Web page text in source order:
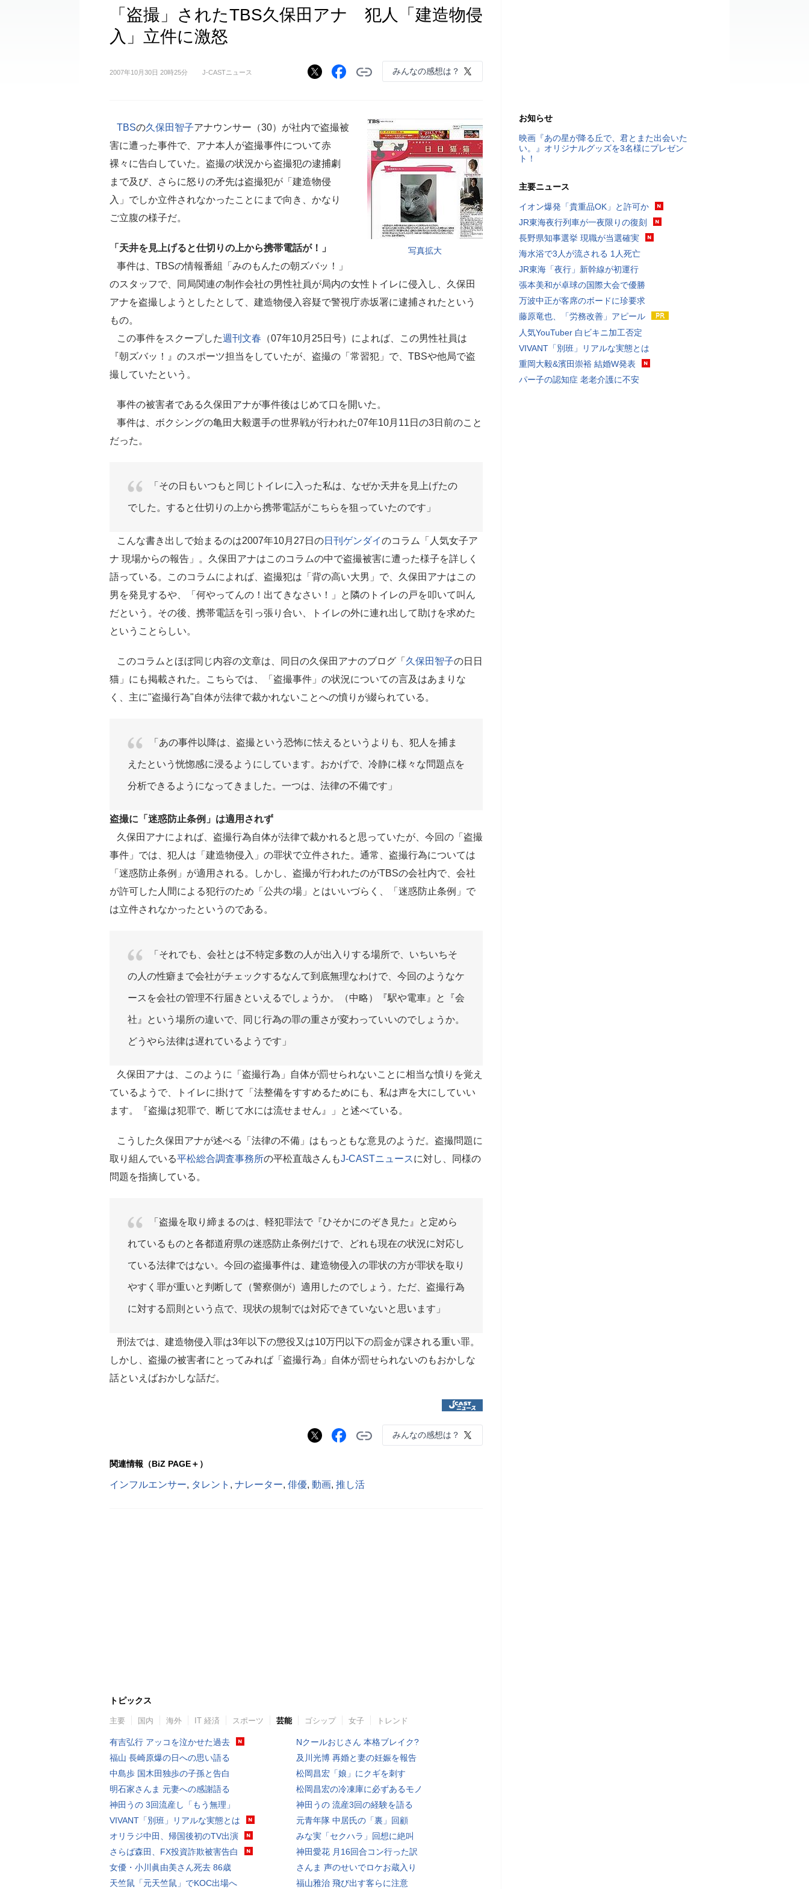
「盗撮」されたTBS久保田アナ 犯人「建造物侵
入」立件に激怒
2007年10月30日 20時25分 J-CASTニュース みんなの感想は？
写真拡大
TBSの久保田智子アナウンサー（30）が社内で盗撮被
害に遭った事件で、アナ本人が盗撮事件について赤
裸々に告白していた。盗撮の状況から盗撮犯の逮捕劇
まで及び、さらに怒りの矛先は盗撮犯が「建造物侵
入」でしか立件されなかったことにまで向き、かなり
ご立腹の様子だ。
「天井を見上げると仕切りの上から携帯電話が！」
事件は、TBSの情報番組「みのもんたの朝ズバッ！」
のスタッフで、同局関連の制作会社の男性社員が局内の女性トイレに侵入し、久保田
アナを盗撮しようとしたとして、建造物侵入容疑で警視庁赤坂署に逮捕されたという
もの。
この事件をスクープした週刊文春 （07年10月25日号）によれば、この男性社員は
『朝ズバッ！』のスポーツ担当をしていたが、盗撮の「常習犯」で、TBSや他局で盗
撮していたという。
事件の被害者である久保田アナが事件後はじめて口を開いた。
事件は、ボクシングの亀田大毅選手の世界戦が行われた07年10月11日の3日前のこと
だった。
「その日もいつもと同じトイレに入った私は、なぜか天井を見上げたの
でした。すると仕切りの上から携帯電話がこちらを狙っていたのです」
こんな書き出しで始まるのは2007年10月27日の日刊ゲンダイのコラム「人気女子ア
ナ 現場からの報告」。久保田アナはこのコラムの中で盗撮被害に遭った様子を詳しく
語っている。このコラムによれば、盗撮犯は「背の高い大男」で、久保田アナはこの
男を発見するや、「何やってんの！出てきなさい！」と隣のトイレの戸を叩いて叫ん
だという。その後、携帯電話を引っ張り合い、トイレの外に連れ出して助けを求めた
ということらしい。
このコラムとほぼ同じ内容の文章は、同日の久保田アナのブログ「 久保田智子の日日
猫」にも掲載された。こちらでは、「盗撮事件」の状況についての言及はあまりな
く、主に"盗撮行為"自体が法律で裁かれないことへの憤りが綴られている。
「あの事件以降は、盗撮という恐怖に怯えるというよりも、犯人を捕ま
えたという恍惚感に浸るようにしています。おかげで、冷静に様々な問題点を
分析できるようになってきました。一つは、法律の不備です」
盗撮に「迷惑防止条例」は適用されず
久保田アナによれば、盗撮行為自体が法律で裁かれると思っていたが、今回の「盗撮
事件」では、犯人は「建造物侵入」の罪状で立件された。通常、盗撮行為については
「迷惑防止条例」が適用される。しかし、盗撮が行われたのがTBSの会社内で、会社
が許可した人間による犯行のため「公共の場」とはいいづらく、「迷惑防止条例」で
は立件されなかったというのである。
「それでも、会社とは不特定多数の人が出入りする場所で、いちいちそ
の人の性癖まで会社がチェックするなんて到底無理なわけで、今回のようなケ
ースを会社の管理不行届きといえるでしょうか。（中略）『駅や電車』と『会
社』という場所の違いで、同じ行為の罪の重さが変わっていいのでしょうか。
どうやら法律は遅れているようです」
久保田アナは、このように「盗撮行為」自体が罰せられないことに相当な憤りを覚え
ているようで、トイレに掛けて「法整備をすすめるためにも、私は声を大にしていい
ます。『盗撮は犯罪で、断じて水には流せません』」と述べている。
こうした久保田アナが述べる「法律の不備」はもっともな意見のようだ。盗撮問題に
取り組んでいる平松総合調査事務所の平松直哉さんもJ-CASTニュースに対し、同様の
問題を指摘している。
「盗撮を取り締まるのは、軽犯罪法で『ひそかにのぞき見た』と定めら
れているものと各都道府県の迷惑防止条例だけで、どれも現在の状況に対応し
ている法律ではない。今回の盗撮事件は、建造物侵入の罪状の方が罪状を取り
やすく罪が重いと判断して（警察側が）適用したのでしょう。ただ、盗撮行為
に対する罰則という点で、現状の規制では対応できていないと思います」
刑法では、建造物侵入罪は3年以下の懲役又は10万円以下の罰金が課される重い罪。
しかし、盗撮の被害者にとってみれば「盗撮行為」自体が罰せられないのもおかしな
話といえばおかしな話だ。
みんなの感想は？
関連情報（BiZ PAGE＋）
インフルエンサー, タレント , ナレーター, 俳優, 動画, 推し活
トピックス
主要 国内 海外 IT 経済 スポーツ 芸能 ゴシップ 女子 トレンド
有吉弘行 アッコを泣かせた過去
福山 長崎原爆の日への思い語る
中島歩 国木田独歩の子孫と告白
明石家さんま 元妻への感謝語る
神田うの 3回流産し「もう無理」
VIVANT「別班」リアルな実態とは
オリラジ中田、帰国後初のTV出演
さらば森田、FX投資詐欺被害告白
女優・小川眞由美さん死去 86歳
天竺鼠「元天竺鼠」でKOC出場へ
Nクールおじさん 本格ブレイク?
及川光博 再婚と妻の妊娠を報告
松岡昌宏「娘」にクギを刺す
松岡昌宏の冷凍庫に必ずあるモノ
神田うの 流産3回の経験を語る
元青年隊 中居氏の「裏」回顧
みな実「セクハラ」回想に絶叫
神田愛花 月16回合コン行った訳
さんま 声のせいでロケお蔵入り
福山雅治 飛び出す客らに注意
お知らせ
映画『あの星が降る丘で、君とまた出会いた
い。』オリジナルグッズを3名様にプレゼン
ト！
主要ニュース
イオン爆発「貴重品OK」と許可か
JR東海夜行列車が一夜限りの復刻
長野県知事選挙 現職が当選確実
海水浴で3人が流される 1人死亡
JR東海「夜行」新幹線が初運行
張本美和が卓球の国際大会で優勝
万波中正が客席のボードに珍要求
藤原竜也、「労務改善」アピール
人気YouTuber 白ビキニ加工否定
VIVANT「別班」リアルな実態とは
重岡大毅&濱田崇裕 結婚W発表
パー子の認知症 老老介護に不安